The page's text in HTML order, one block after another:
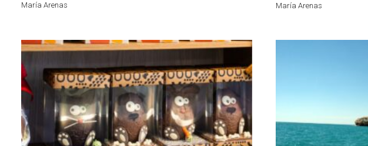
María Arenas María Arenas